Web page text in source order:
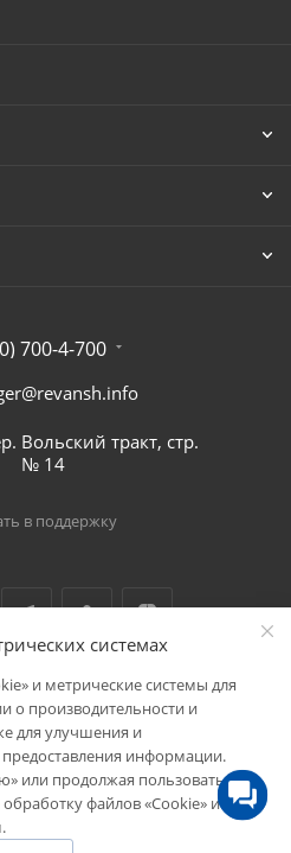
700-4-700
Вольский тракт, стр.
№ 14
в поддержку
"Реванш"
системах
и метрические системы для
о производительности и
для улучшения и
информации.
или продолжая пользоваться
файлов «Cookie» и